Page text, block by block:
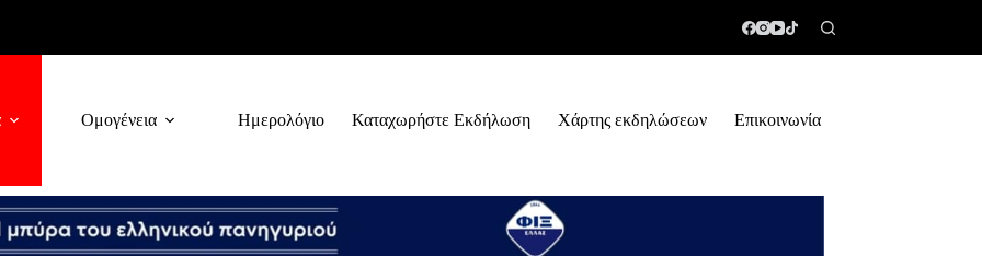
Ομογένεια Ημερολόγιο Καταχωρήστε Εκδήλωση Χάρτης εκδηλώσεων Επικοινωνία